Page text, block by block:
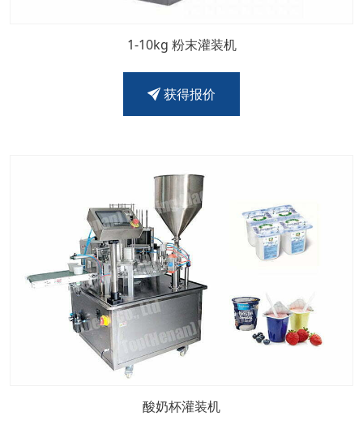
1-10kg 粉末灌装机
获得报价
酸奶杯灌装机